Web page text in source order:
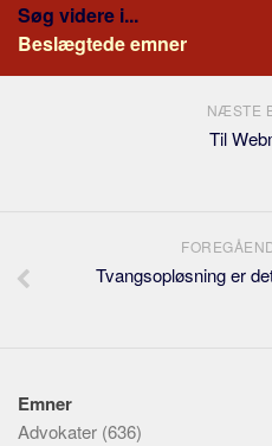
Søg videre i...
Beslægtede emner
NÆSTE
Til
Tvangsopløsning er
Emner
Advokater (636)